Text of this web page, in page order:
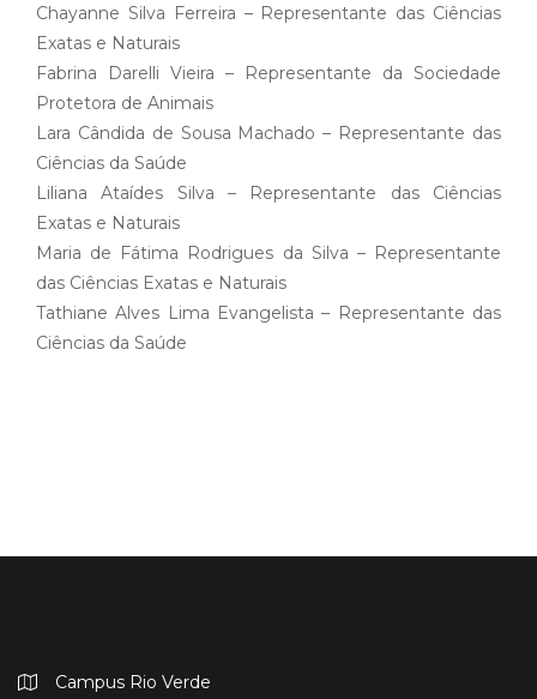
Chayanne Silva Ferreira – Representante das Ciências
Exatas e Naturais
Fabrina Darelli Vieira – Representante da Sociedade
Protetora de Animais
Lara Cândida de Sousa Machado – Representante das
Ciências da Saúde
Liliana Ataídes Silva – Representante das Ciências
Exatas e Naturais
Maria de Fátima Rodrigues da Silva – Representante
das Ciências Exatas e Naturais
Tathiane Alves Lima Evangelista – Representante das
Ciências da Saúde
Campus Rio Verde